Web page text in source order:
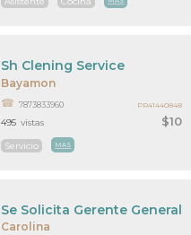
Bayamon
$10
Sh Clening Service
7873833960
Servicio MAS
495 vistas
PR41440848
Carolina
Se Solicita Gerente General